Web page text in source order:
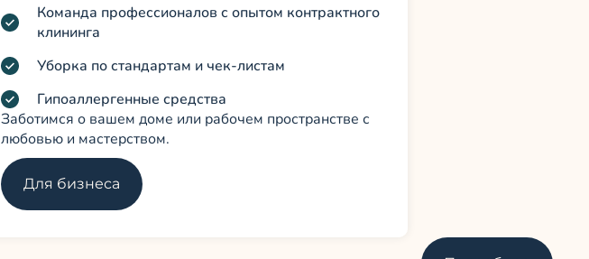
Команда профессионалов с опытом контрактного
клининга
Уборка по стандартам и чек-листам
Гипоаллергенные средства
Заботимся о вашем доме или рабочем пространстве с
любовью и мастерством.
Для бизнеса